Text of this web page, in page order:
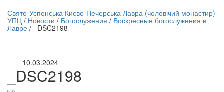
трансляция | 12 сентября
трансляции
Свято-Успенська Києво-Печерська Лавра (чоловічий монастир)
УПЦ / Новости / Богослужения / Воскресные богослужения в
Лавре / _DSC2198
10.03.2024
_DSC2198